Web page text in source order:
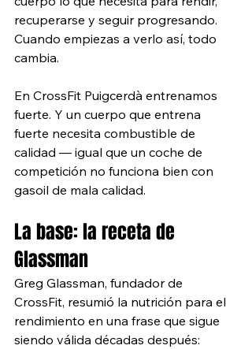
recuperarse y seguir progresando.
Cuando empiezas a verlo así, todo
cambia.
En CrossFit Puigcerdà entrenamos
fuerte. Y un cuerpo que entrena
fuerte necesita combustible de
calidad — igual que un coche de
competición no funciona bien con
gasoil de mala calidad.
La base: la receta de
Glassman
Greg Glassman, fundador de
CrossFit, resumió la nutrición para el
rendimiento en una frase que sigue
siendo válida décadas después: